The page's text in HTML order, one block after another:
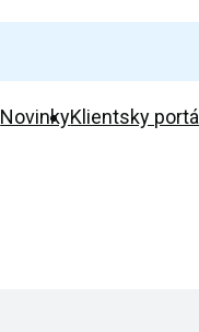
NovinkyKlientsky portál